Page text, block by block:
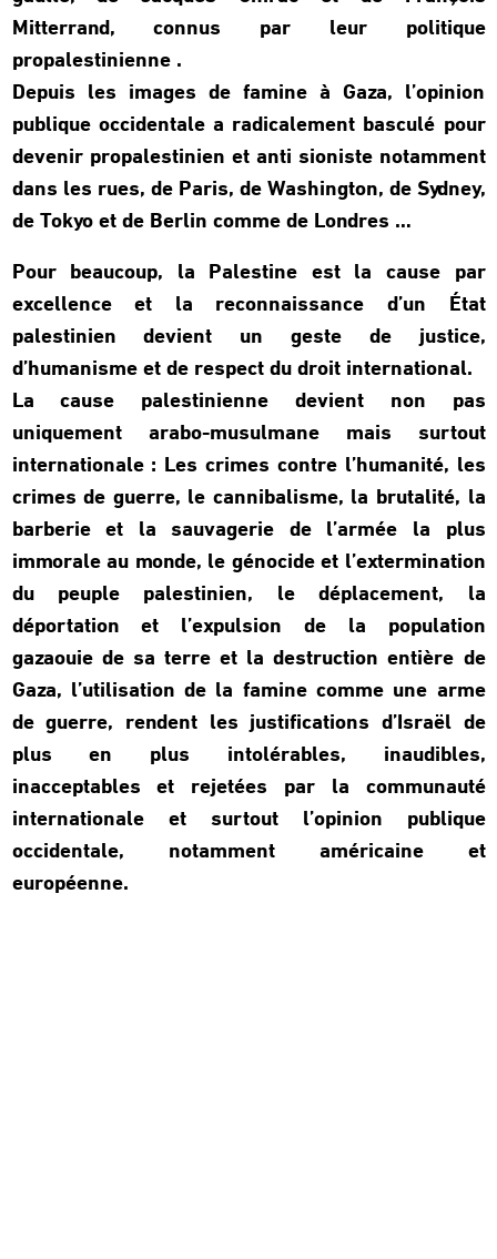
Mitterrand, connus par leur politique
propalestinienne .
Depuis les images de famine à Gaza, l’opinion
publique occidentale a radicalement basculé pour
devenir propalestinien et anti sioniste notamment
dans les rues, de Paris, de Washington, de Sydney,
de Tokyo et de Berlin comme de Londres …
Pour beaucoup, la Palestine est la cause par
excellence et la reconnaissance d’un État
palestinien devient un geste de justice,
d’humanisme et de respect du droit international.
La cause palestinienne devient non pas
uniquement arabo-musulmane mais surtout
internationale : Les crimes contre l’humanité, les
crimes de guerre, le cannibalisme, la brutalité, la
barberie et la sauvagerie de l’armée la plus
immorale au monde, le génocide et l’extermination
du peuple palestinien, le déplacement, la
déportation et l’expulsion de la population
gazaouie de sa terre et la destruction entière de
Gaza, l’utilisation de la famine comme une arme
de guerre, rendent les justifications d’Israël de
plus en plus intolérables, inaudibles,
inacceptables et rejetées par la communauté
internationale et surtout l’opinion publique
occidentale, notamment américaine et
européenne.